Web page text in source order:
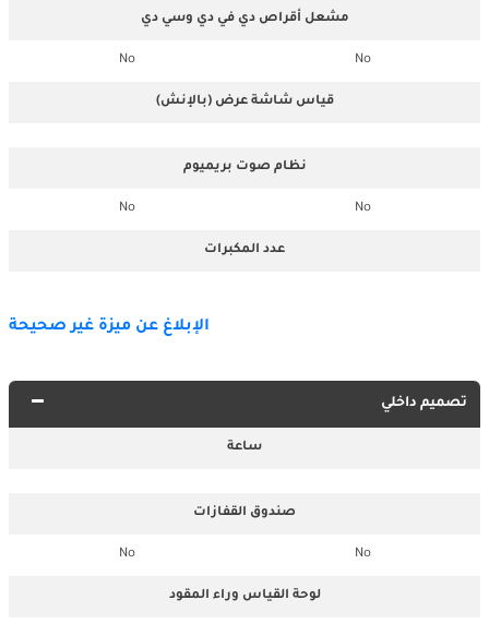
مشعل أقراص دي في دي وسي دي
No
No
قياس شاشة عرض (بالإنش)
نظام صوت بريميوم
No
No
عدد المكبرات
الإبلاغ عن ميزة غير صحيحة
تصميم داخلي
ساعة
صندوق القفازات
No
No
لوحة القياس وراء المقود